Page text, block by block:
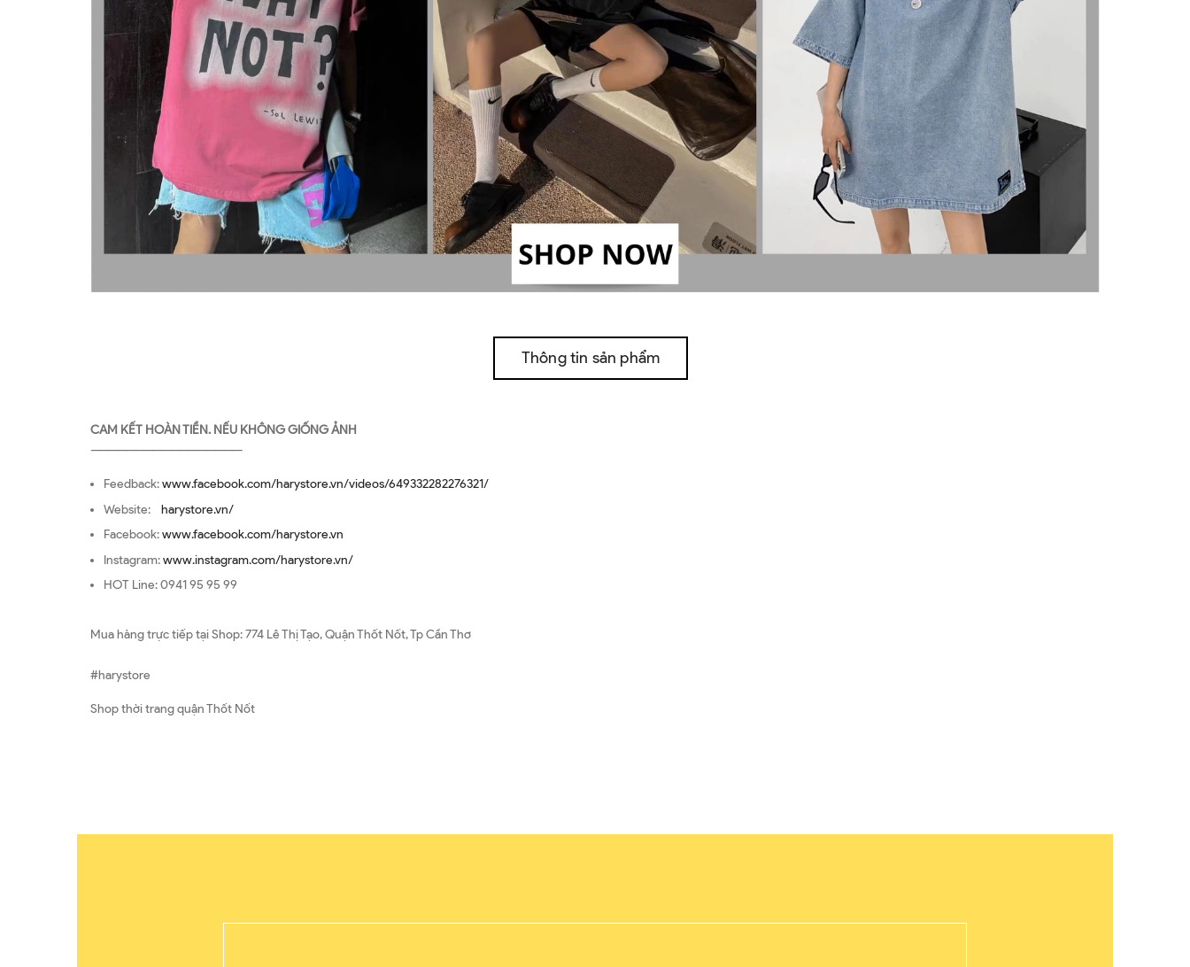
Thông tin sản phẩm
CAM KẾT HOÀN TIỀN. NẾU KHÔNG GIỐNG ẢNH
—————————————————
Feedback:www.facebook.com/harystore.vn/videos/649332282276321/
Website: harystore.vn/
Facebook:www.facebook.com/harystore.vn
Instagram:www.instagram.com/harystore.vn/
HOT Line: 0941 95 95 99
Mua hàng trực tiếp tại Shop: 774 Lê Thị Tạo, Quận Thốt Nốt, Tp Cần Thơ
#harystore
Shop thời trang quận Thốt Nốt